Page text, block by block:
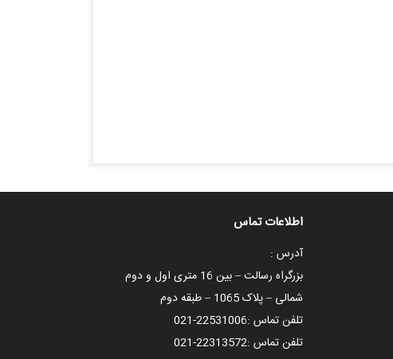
اطلاعات تماس
آدرس :
بزرگراه رسالت – بین 16 متری اول و دوم
شمالی – پلاک 1065 – طبقه دوم
تلفن تماس :021-22531006
تلفن تماس :021-22313572